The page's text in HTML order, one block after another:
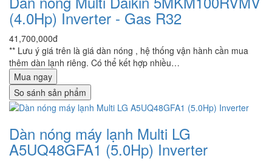
(4.0Hp) Inverter - Gas R32
41,700,000đ
** Lưu ý giá trên là giá dàn nóng , hệ thống vận hành cần mua
thêm dàn lạnh riêng. Có thể kết hợp nhiều…
Mua ngay
So sánh sản phẩm
Dàn nóng máy lạnh Multi LG
A5UQ48GFA1 (5.0Hp) Inverter